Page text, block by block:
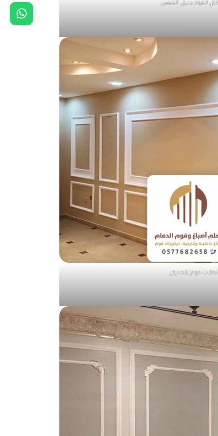
الفوم بديل الجبس
نعلات فوم للجدران